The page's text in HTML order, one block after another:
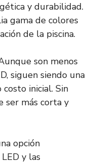
y durabilidad.
gama de colores
de la piscina.
son menos
siguen siendo una
inicial. Sin
ser más corta y
opción
y las